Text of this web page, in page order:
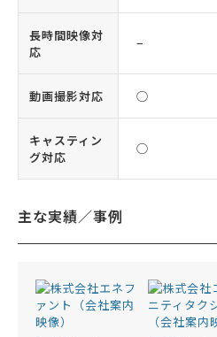
長時間映像対
応
−
動画撮影対応 ◯
キャスティン
グ対応
◯
主な実績／事例